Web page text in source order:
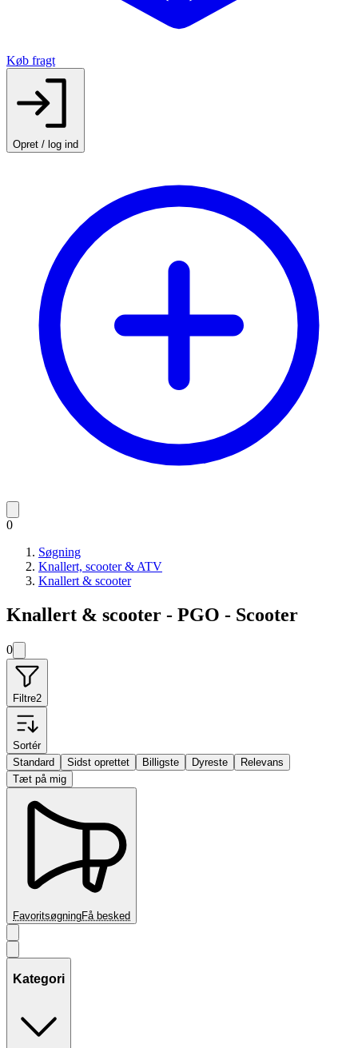
Køb fragt
Opret / log ind
0
Søgning
Knallert, scooter & ATV
Knallert & scooter
Knallert & scooter - PGO - Scooter
0
Filtre2
Sortér
Standard
Sidst oprettet Billigste Dyreste
Relevans
Tæt på mig
FavoritsøgningFå besked
Kategori